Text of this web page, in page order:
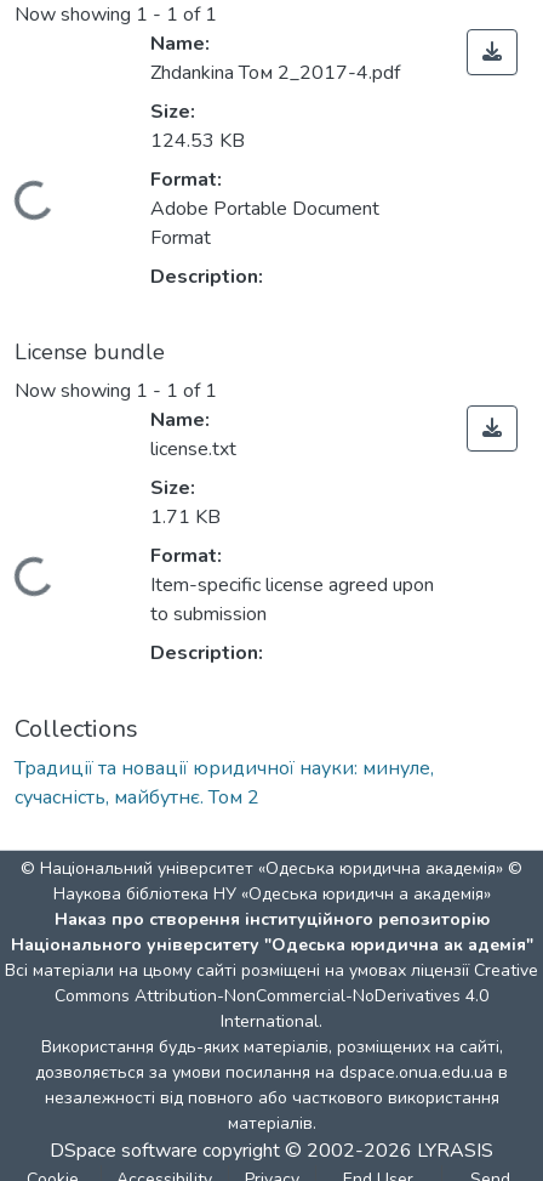
Now showing 1 - 1 of 1
Loading...
Name:
Zhdankina Том 2_2017-4.pdf
Size:
124.53 KB
Format:
Adobe Portable Document
Format
Description:
License bundle
Now showing 1 - 1 of 1
Loading...
Name:
license.txt
Size:
1.71 KB
Format:
Item-specific license agreed upon
to submission
Description:
Collections
Традиції та новації юридичної науки: минуле,
сучасність, майбутнє. Том 2
© Національний університет «Одеська юридична академія» ©
Наукова бібліотека НУ «Одеська юридичн а академія»
Наказ про створення інституційного репозиторію
Національного університету "Одеська юридична ак адемія"
Всі матеріали на цьому сайті розміщені на умовах ліцензії Creative
Commons Attribution-NonCommercial-NoDerivatives 4.0
International.
Використання будь-яких матеріалів, розміщених на сайті,
дозволяється за умови посилання на dspace.onua.edu.ua в
незалежності від повного або часткового використання
матеріалів.
DSpace software copyright © 2002-2026 LYRASIS